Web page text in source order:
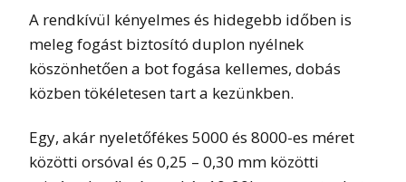
A rendkívül kényelmes és hidegebb időben is
meleg fogást biztosító duplon nyélnek
köszönhetően a bot fogása kellemes, dobás
közben tökéletesen tart a kezünkben.
Egy, akár nyeletőfékes 5000 és 8000-es méret
közötti orsóval és 0,25 – 0,30 mm közötti